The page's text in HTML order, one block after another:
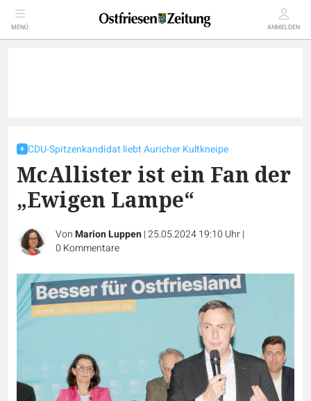
MENÜ ANMELDEN
CDU-Spitzenkandidat liebt Auricher Kultkneipe
McAllister ist ein Fan der
„Ewigen Lampe“
VonMarion Luppen|25.05.2024 19:10 Uhr|
0 Kommentare